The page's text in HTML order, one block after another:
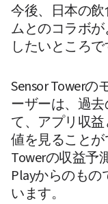
今後、日本の
ムとのコラボ
したいところで
Sensor Tower
ーザーは、過
て、アプリ収
値を見ることが
Towerの収益予
Playからのも
います。